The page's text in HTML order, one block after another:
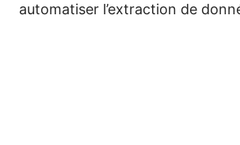
automatiser l’extraction de